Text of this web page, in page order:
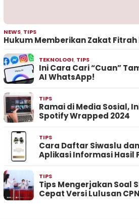
NEWS, TIPS
Hukum Memberikan Zakat Fitrah
TEKNOLOGI, TIPS
Ini Cara Cari “Cuan”
AI WhatsApp!
TIPS
Ramai di Media Sosial,
Spotify Wrapped 2024
TIPS
Cara Daftar Siwaslu
Aplikasi Informasi Hasil
TIPS
Tips Mengerjakan Soal
Cepat Versi Lulusan